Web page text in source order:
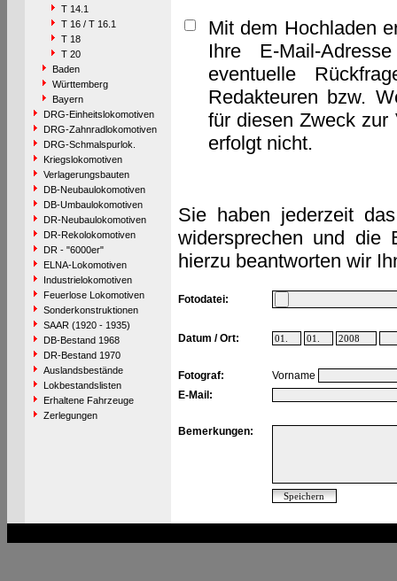
T 14.1
T 16 / T 16.1
T 18
T 20
Baden
Württemberg
Bayern
DRG-Einheitslokomotiven
DRG-Zahnradlokomotiven
DRG-Schmalspurlok.
Kriegslokomotiven
Verlagerungsbauten
DB-Neubaulokomotiven
DB-Umbaulokomotiven
DR-Neubaulokomotiven
DR-Rekolokomotiven
DR - "6000er"
ELNA-Lokomotiven
Industrielokomotiven
Feuerlose Lokomotiven
Sonderkonstruktionen
SAAR (1920 - 1935)
DB-Bestand 1968
DR-Bestand 1970
Auslandsbestände
Lokbestandslisten
Erhaltene Fahrzeuge
Zerlegungen
Mit dem Hochladen
Ihre E-Mail-
eventuelle
Redakteuren bzw.
für diesen Zweck zur
erfolgt nicht.
Sie haben jederzeit
widersprechen und die
hierzu beantworten wir
Fotodatei:
Datum / Ort:
Fotograf:
Vorname
E-Mail:
Bemerkungen: